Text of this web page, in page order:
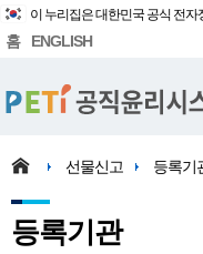
이 누리집은 대한민국 공식 전자
홈 ENGLISH
선물신고 등록기
등록기관